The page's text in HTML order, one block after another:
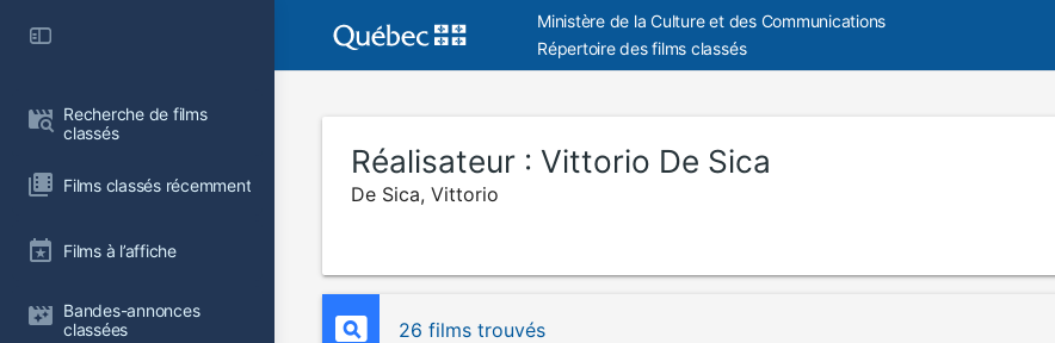
Recherche de films
classés
Films classés récemment
Films à l’affiche
Bandes-annonces
classées
Ministère de la Culture et des Communications
Répertoire des films classés
Réalisateur : Vittorio De Sica
De Sica, Vittorio
26 films trouvés